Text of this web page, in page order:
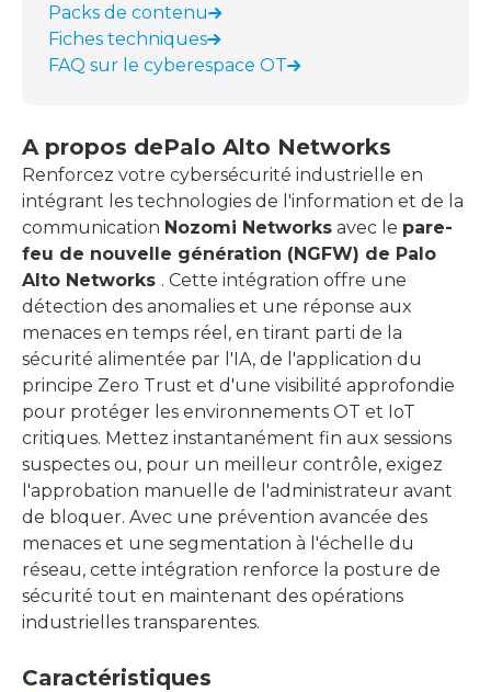
A propos dePalo Alto Networks
Renforcez votre cybersécurité industrielle en
intégrant les technologies de l'information et de la
communication Nozomi Networks avec le pare-
feu de nouvelle génération (NGFW) de Palo
Alto Networks . Cette intégration offre une
détection des anomalies et une réponse aux
menaces en temps réel, en tirant parti de la
sécurité alimentée par l'IA, de l'application du
principe Zero Trust et d'une visibilité approfondie
pour protéger les environnements OT et IoT
critiques. Mettez instantanément fin aux sessions
suspectes ou, pour un meilleur contrôle, exigez
l'approbation manuelle de l'administrateur avant
de bloquer. Avec une prévention avancée des
menaces et une segmentation à l'échelle du
réseau, cette intégration renforce la posture de
sécurité tout en maintenant des opérations
industrielles transparentes.
Caractéristiques
Packs de contenu
Fiches techniques
FAQ sur le cyberespace OT